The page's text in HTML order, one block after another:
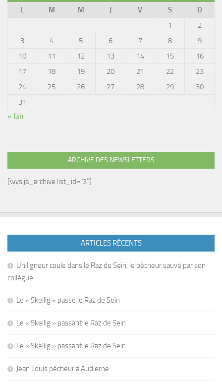
L M M J V S
D
1
2
3
4 5 6 7 8
9
10
11 12 13 14 15
16
17
18 19 20 21 22
23
24
25 26 27 28 29
30
31
« Jan
ARCHIVE DES NEWSLETTERS
[wysija_archive list_id="3"]
ARTICLES RÉCENTS
Un ligneur coule dans le Raz de Sein, le pêcheur sauvé par son
collègue
Le « Skellig » passe le Raz de Sein
Le « Skellig » passant le Raz de Sein
Le « Skellig » passant le Raz de Sein
Jean Louis pêcheur à Audierne